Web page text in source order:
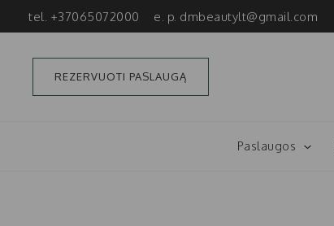
Pereiti
prie
tel. +37065072000 e. p. dmbeautylt@gmail.com
REZERVUOTI PASLAUGĄ
Paslaugos